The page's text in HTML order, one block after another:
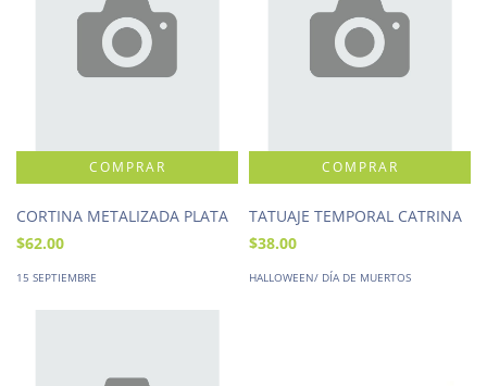
CORTINA METALIZADA PLATA
$62.00
15 SEPTIEMBRE
TATUAJE TEMPORAL CATRINA
$38.00
HALLOWEEN/ DÍA DE MUERTOS